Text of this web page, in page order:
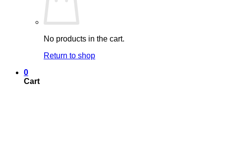
No products in the cart.
Return to shop
0
Cart